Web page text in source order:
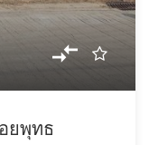
ยพุทธ